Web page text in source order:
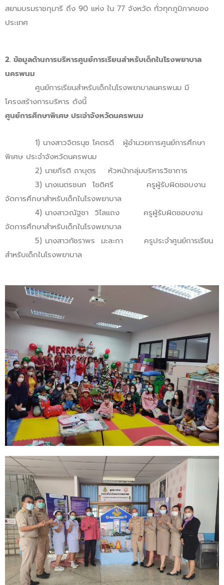
สยามบรมราชกุมารี ถึง 90 แห่ง ใน 77 จังหวัด ทั่วทุกภูมิภาคของ
ประเทศ
2. ข้อมูลด้านการบริหารศูนย์การเรียนสำหรับเด็กในโรงพยาบาล
นครพนม
ศูนย์การเรียนสำหรับเด็กในโรงพยาบาลนครพนม มี
โครงสร้างการบริหาร ดังนี้
ศูนย์การศึกษาพิเศษ ประจำจังหวัดนครพนม
1) นางสาวจิตรนุช โคตรดี ผู้อำนวยการศูนย์การศึกษา
พิเศษ ประจำจังหวัดนครพนม
2) นายกีรติ ถาบุตร หัวหน้ากลุ่มบริหารวิชาการ
3) นางเนตรชนก โชติศรี ครูผู้รับผิดชอบงาน
จัดการศึกษาสำหรับเด็กในโรงพยาบาล
4) นางสาวณัฐชา วิไลแถง ครูผู้รับผิดชอบงาน
จัดการศึกษาสำหรับเด็กในโรงพยาบาล
5) นางสาวทัชราพร มะละกา ครูประจำศูนย์การเรียน
สำหรับเด็กในโรงพยาบาล